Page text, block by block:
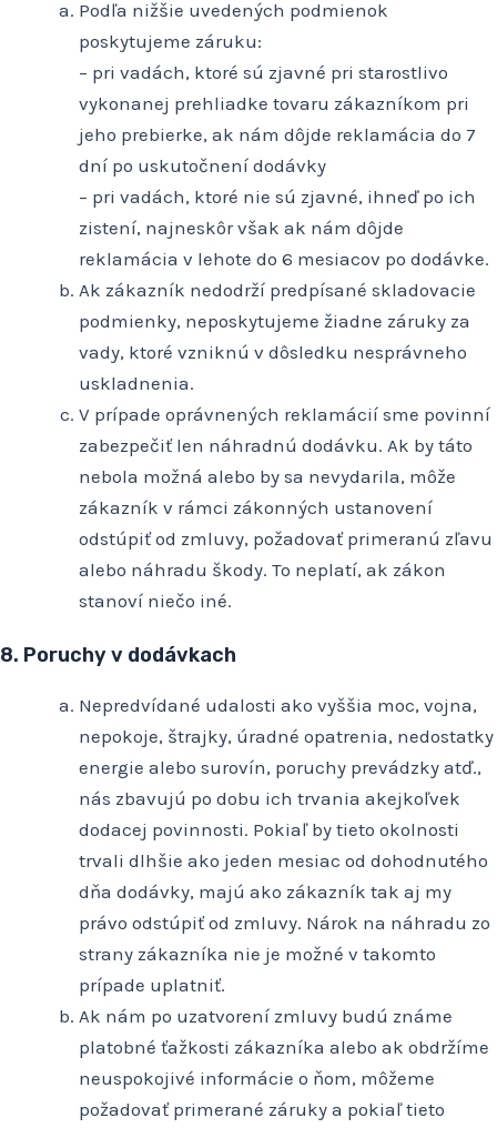
Podľa nižšie uvedených podmienok
poskytujeme záruku:
– pri vadách, ktoré sú zjavné pri starostlivo
vykonanej prehliadke tovaru zákazníkom pri
jeho prebierke, ak nám dôjde reklamácia do 7
dní po uskutočnení dodávky
– pri vadách, ktoré nie sú zjavné, ihneď po ich
zistení, najneskôr však ak nám dôjde
reklamácia v lehote do 6 mesiacov po dodávke.
Ak zákazník nedodrží predpísané skladovacie
podmienky, neposkytujeme žiadne záruky za
vady, ktoré vzniknú v dôsledku nesprávneho
uskladnenia.
V prípade oprávnených reklamácií sme povinní
zabezpečiť len náhradnú dodávku. Ak by táto
nebola možná alebo by sa nevydarila, môže
zákazník v rámci zákonných ustanovení
odstúpiť od zmluvy, požadovať primeranú zľavu
alebo náhradu škody. To neplatí, ak zákon
stanoví niečo iné.
8. Poruchy v dodávkach
Nepredvídané udalosti ako vyššia moc, vojna,
nepokoje, štrajky, úradné opatrenia, nedostatky
energie alebo surovín, poruchy prevádzky atď.,
nás zbavujú po dobu ich trvania akejkoľvek
dodacej povinnosti. Pokiaľ by tieto okolnosti
trvali dlhšie ako jeden mesiac od dohodnutého
dňa dodávky, majú ako zákazník tak aj my
právo odstúpiť od zmluvy. Nárok na náhradu zo
strany zákazníka nie je možné v takomto
prípade uplatniť.
Ak nám po uzatvorení zmluvy budú známe
platobné ťažkosti zákazníka alebo ak obdržíme
neuspokojivé informácie o ňom, môžeme
požadovať primerané záruky a pokiaľ tieto